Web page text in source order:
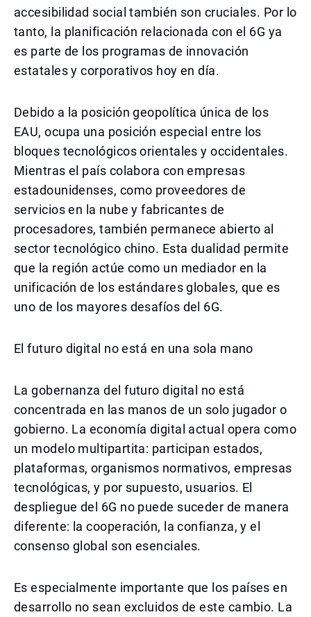
accesibilidad social también son cruciales. Por lo
tanto, la planificación relacionada con el 6G ya
es parte de los programas de innovación
estatales y corporativos hoy en día.
Debido a la posición geopolítica única de los
EAU, ocupa una posición especial entre los
bloques tecnológicos orientales y occidentales.
Mientras el país colabora con empresas
estadounidenses, como proveedores de
servicios en la nube y fabricantes de
procesadores, también permanece abierto al
sector tecnológico chino. Esta dualidad permite
que la región actúe como un mediador en la
unificación de los estándares globales, que es
uno de los mayores desafíos del 6G.
El futuro digital no está en una sola mano
La gobernanza del futuro digital no está
concentrada en las manos de un solo jugador o
gobierno. La economía digital actual opera como
un modelo multipartita: participan estados,
plataformas, organismos normativos, empresas
tecnológicas, y por supuesto, usuarios. El
despliegue del 6G no puede suceder de manera
diferente: la cooperación, la confianza, y el
consenso global son esenciales.
Es especialmente importante que los países en
desarrollo no sean excluidos de este cambio. La